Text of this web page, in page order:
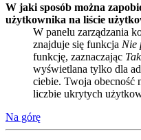
W jaki sposób można
użytkownika na liście
W panelu zarządzania
znajduje się funkcja Nie
funkcję, zaznaczając Tak
wyświetlana tylko dla
ciebie. Twoja obecność
liczbie ukrytych
Na górę